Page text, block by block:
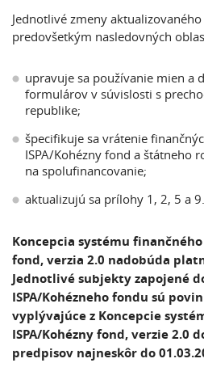
Jednotlivé zmeny
predovšetkým nasledovných
upravuje sa používanie mien a
formulárov v súvislosti s
republike;
špecifikuje sa vrátenie
ISPA/Kohézny fond a štátneho
na spolufinancovanie;
aktualizujú sa prílohy 1, 2, 5 a 9.
Koncepcia systému
fond, verzia 2.0 nadobúda
Jednotlivé subjekty zapojené
ISPA/Kohézneho fondu sú
vyplývajúce z Koncepcie
ISPA/Kohézny fond, verzie 2.0
predpisov najneskôr do